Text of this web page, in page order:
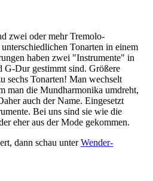
zwei oder mehr Tremolo-
Tonarten in einem
haben zwei "Instrumente" in
Dur gestimmt sind. Größere
sechs Tonarten! Man wechselt
man die Mundharmonika umdreht,
auch der Name. Eingesetzt
Bei uns sind sie wie die
eher aus der Mode gekommen.
dann schau unterWender-